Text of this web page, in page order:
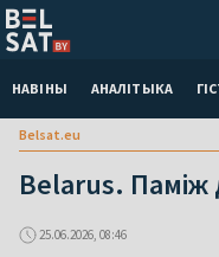
НАВІНЫ АНАЛІТЫКА
Belsat.eu
Belarus. Паміж
25.06.2026, 08:46